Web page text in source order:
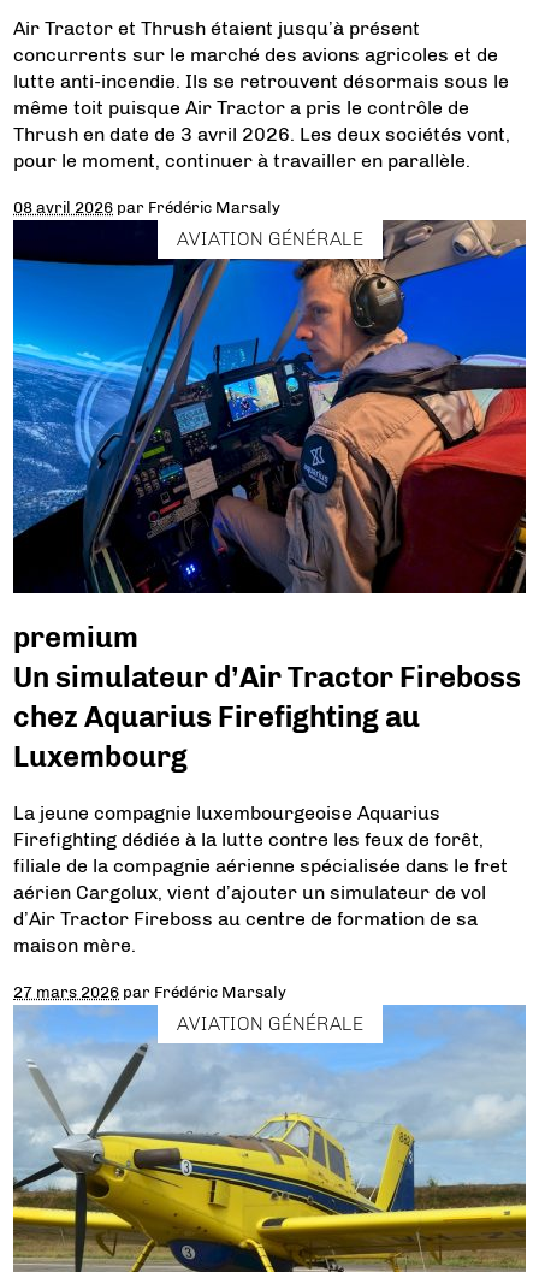
Air Tractor et Thrush étaient jusqu’à présent
concurrents sur le marché des avions agricoles et de
lutte anti-incendie. Ils se retrouvent désormais sous le
même toit puisque Air Tractor a pris le contrôle de
Thrush en date de 3 avril 2026. Les deux sociétés vont,
pour le moment, continuer à travailler en parallèle.
08 avril 2026 par Frédéric Marsaly
AVIATION GÉNÉRALE
premium
Un simulateur d’Air Tractor Fireboss
chez Aquarius Firefighting au
Luxembourg
La jeune compagnie luxembourgeoise Aquarius
Firefighting dédiée à la lutte contre les feux de forêt,
filiale de la compagnie aérienne spécialisée dans le fret
aérien Cargolux, vient d’ajouter un simulateur de vol
d’Air Tractor Fireboss au centre de formation de sa
maison mère.
27 mars 2026 par Frédéric Marsaly
AVIATION GÉNÉRALE